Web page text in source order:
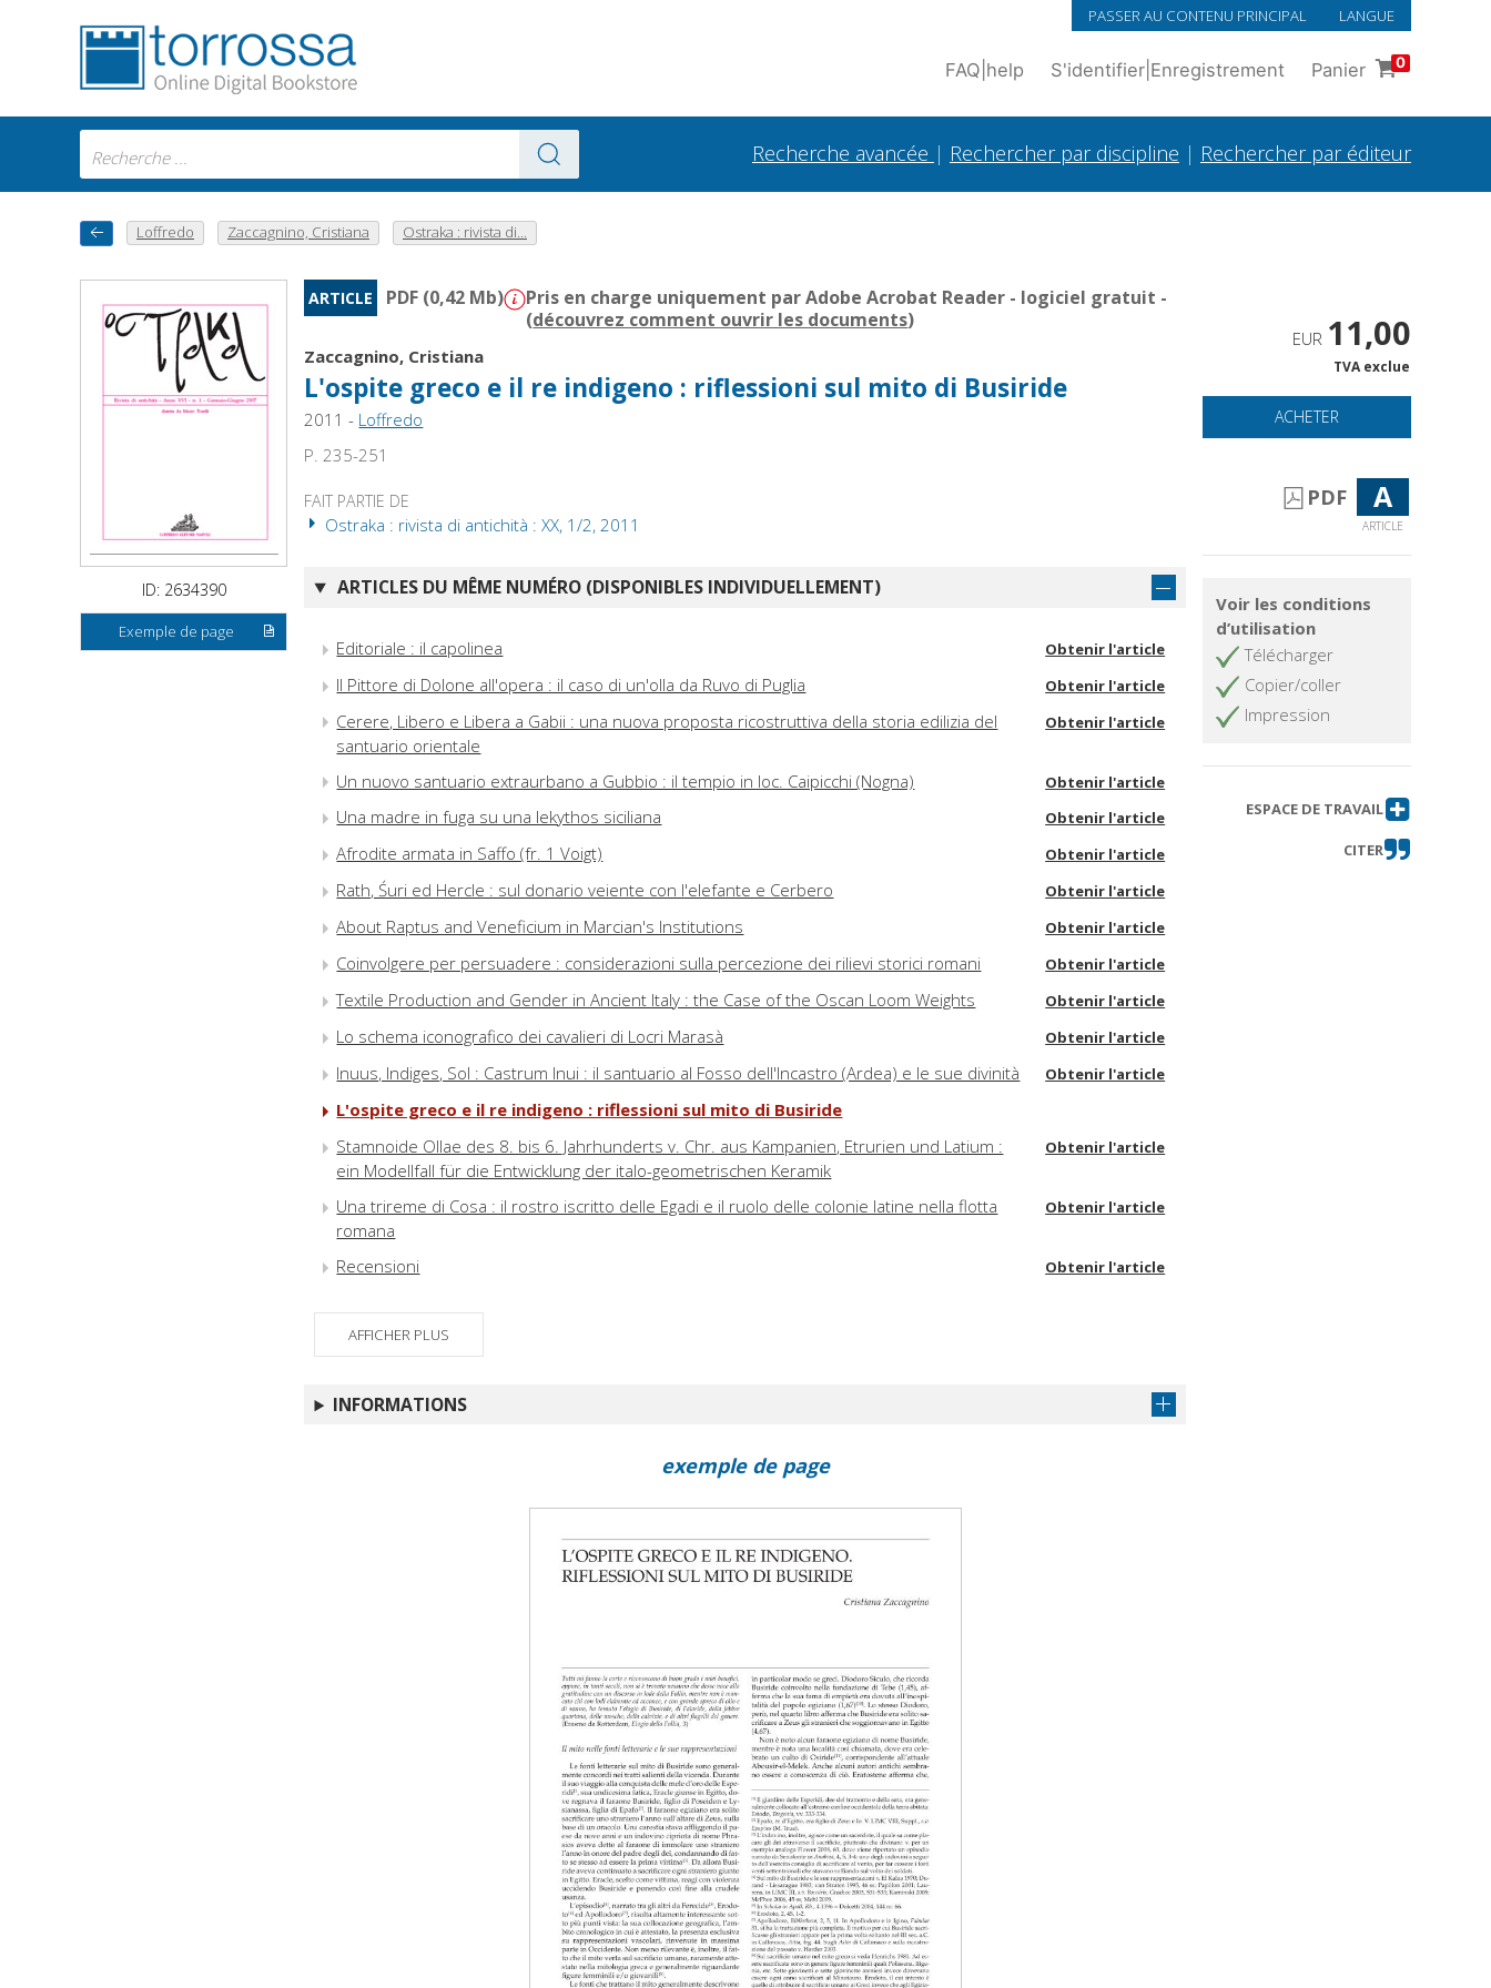
PASSER AU CONTENU PRINCIPAL LANGUE
FAQ help S'identifier Enregistrement Panier 0
Recherche avancée | Rechercher par discipline | Rechercher par éditeur
Loffredo Zaccagnino, Cristiana Ostraka : rivista di...
ID: 2634390
Exemple de page
ARTICLE PDF (0,42 Mb)
Pris en charge uniquement par Adobe Acrobat Reader - logiciel gratuit -
(découvrez comment ouvrir les documents)
Zaccagnino, Cristiana
L'ospite greco e il re indigeno : riflessioni sul mito di Busiride
2011 - Loffredo
P. 235-251
FAIT PARTIE DE
Ostraka : rivista di antichità : XX, 1/2, 2011
ARTICLES DU MÊME NUMÉRO (DISPONIBLES INDIVIDUELLEMENT)
Editoriale : il capolinea Obtenir l'article
Il Pittore di Dolone all'opera : il caso di un'olla da Ruvo di Puglia Obtenir l'article
Cerere, Libero e Libera a Gabii : una nuova proposta ricostruttiva della storia edilizia del
santuario orientale
Obtenir l'article
Un nuovo santuario extraurbano a Gubbio : il tempio in loc. Caipicchi (Nogna) Obtenir l'article
Una madre in fuga su una lekythos siciliana Obtenir l'article
Afrodite armata in Saffo (fr. 1 Voigt) Obtenir l'article
Rath, Śuri ed Hercle : sul donario veiente con l'elefante e Cerbero Obtenir l'article
About Raptus and Veneficium in Marcian's Institutions Obtenir l'article
Coinvolgere per persuadere : considerazioni sulla percezione dei rilievi storici romani Obtenir l'article
Textile Production and Gender in Ancient Italy : the Case of the Oscan Loom Weights Obtenir l'article
Lo schema iconografico dei cavalieri di Locri Marasà Obtenir l'article
Inuus, Indiges, Sol : Castrum Inui : il santuario al Fosso dell'Incastro (Ardea) e le sue divinità Obtenir l'article
L'ospite greco e il re indigeno : riflessioni sul mito di Busiride
Stamnoide Ollae des 8. bis 6. Jahrhunderts v. Chr. aus Kampanien, Etrurien und Latium :
ein Modellfall für die Entwicklung der italo-geometrischen Keramik
Obtenir l'article
Una trireme di Cosa : il rostro iscritto delle Egadi e il ruolo delle colonie latine nella flotta
romana
Obtenir l'article
Recensioni Obtenir l'article
AFFICHER PLUS
INFORMATIONS
EUR 11,00
TVA exclue
ACHETER
PDF A
ARTICLE
Voir les conditions
d’utilisation
Télécharger
Copier/coller
Impression
ESPACE DE TRAVAIL
CITER
exemple de page